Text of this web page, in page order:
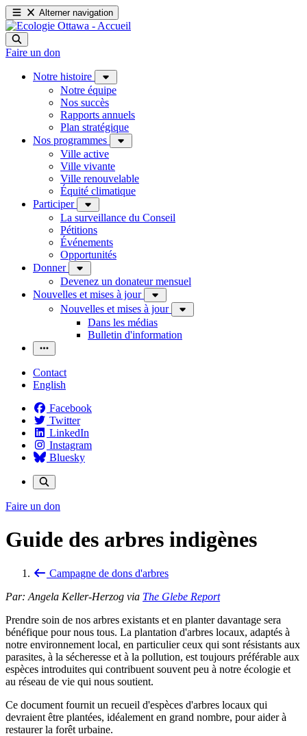
Alterner navigation
Faire un don
Notre histoire
Notre équipe
Nos succès
Rapports annuels
Plan stratégique
Nos programmes
Ville active
Ville vivante
Ville renouvelable
Équité climatique
Participer
La surveillance du Conseil
Pétitions
Événements
Opportunités
Donner
Devenez un donateur mensuel
Nouvelles et mises à jour
Nouvelles et mises à jour
Dans les médias
Bulletin d'information
Contact
English
Facebook
Twitter
LinkedIn
Instagram
Bluesky
Faire un don
Guide des arbres indigènes
Campagne de dons d'arbres
Par: Angela Keller-Herzog via The Glebe Report
Prendre soin de nos arbres existants et en planter davantage sera
bénéfique pour nous tous. La plantation d'arbres locaux, adaptés à
notre environnement local, en particulier ceux qui sont résistants aux
parasites, à la sécheresse et à la pollution, est toujours préférable aux
espèces introduites qui contribuent souvent peu à notre écologie et
au réseau de vie qui nous soutient.
Ce document fournit un recueil d'espèces d'arbres locaux qui
devraient être plantées, idéalement en grand nombre, pour aider à
restaurer la forêt urbaine.